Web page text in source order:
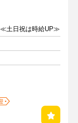
土日祝は時給UP≫